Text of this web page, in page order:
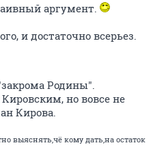
аргумент.
и достаточно всерьез.
Родины".
но вовсе не
Кирова.
выяснять,чё кому дать,на остаток